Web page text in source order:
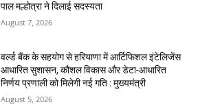
पाल मल्होत्रा ने दिलाई सदस्यता
August 7, 2026
वर्ल्ड बैंक के सहयोग से हरियाणा में आर्टिफिशल इंटेलिजेंस
आधारित सुशासन, कौशल विकास और डेटा-आधारित
निर्णय प्रणाली को मिलेगी नई गति : मुख्यमंत्री
August 5, 2026